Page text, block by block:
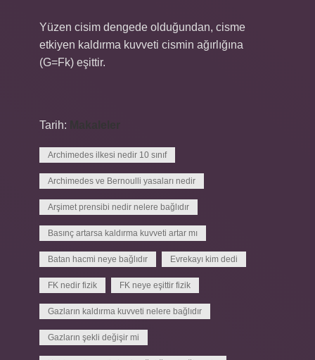
Yüzen cisim dengede olduğundan, cisme
etkiyen kaldırma kuvveti cismin ağırlığına
(G=Fk) eşittir.
Tarih:
Archimedes ilkesi nedir 10 sınıf
Archimedes ve Bernoulli yasaları nedir
Arşimet prensibi nedir nelere bağlıdır
Basınç artarsa kaldırma kuvveti artar mı
Batan hacmi neye bağlıdır Evrekayı kim dedi
FK nedir fizik FK neye eşittir fizik
Gazların kaldırma kuvveti nelere bağlıdır
Gazların şekli değişir mi